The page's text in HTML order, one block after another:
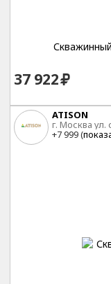
37 922
ATISON
г. Москва ул.
+7 999 (